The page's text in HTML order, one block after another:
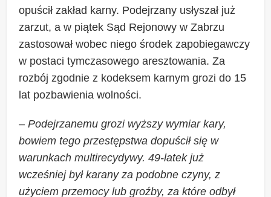
opuścił zakład karny. Podejrzany usłyszał już
zarzut, a w piątek Sąd Rejonowy w Zabrzu
zastosował wobec niego środek zapobiegawczy
w postaci tymczasowego aresztowania. Za
rozbój zgodnie z kodeksem karnym grozi do 15
lat pozbawienia wolności.
–Podejrzanemu grozi wyższy wymiar kary,
bowiem tego przestępstwa dopuścił się w
warunkach multirecydywy. 49-latek już
wcześniej był karany za podobne czyny, z
użyciem przemocy lub groźby, za które odbył